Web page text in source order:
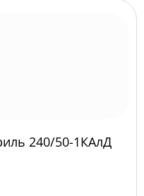
240/50-1КАлД